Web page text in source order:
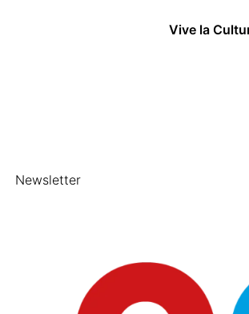
Vive la
Newsletter